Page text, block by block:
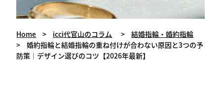
Home > icci代官山のコラム >
結婚指輪・婚約指輪
>
婚約指輪と結婚指輪の重ね付けが合わない原因と3つの予
防策｜デザイン選びのコツ【2026年最新】